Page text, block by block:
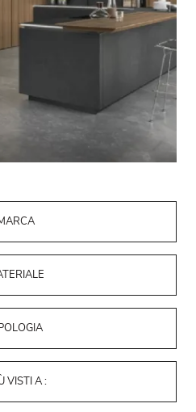
VISTI A :